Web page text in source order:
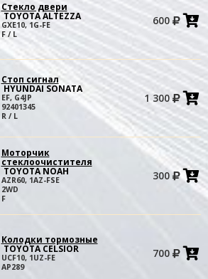
Стекло двери
TOYOTA ALTEZZA
GXE10, 1G-FE
F / L
600 в
Стоп сигнал
HYUNDAI SONATA
EF, G4JP
92401345
R / L
1 300 в
Моторчик
стеклоочистителя
TOYOTA NOAH
AZR60, 1AZ-FSE
2WD
F
300 в
Колодки тормозные
TOYOTA CELSIOR
UCF10, 1UZ-FE
AP289
700